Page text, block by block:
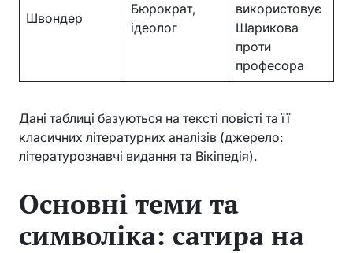
Швондер
Бюрократ,
ідеолог
використовує
Шарикова
проти
професора
Дані таблиці базуються на тексті повісті та її
класичних літературних аналізів (джерело:
літературознавчі видання та Вікіпедія).
Основні теми та
символіка: сатира на